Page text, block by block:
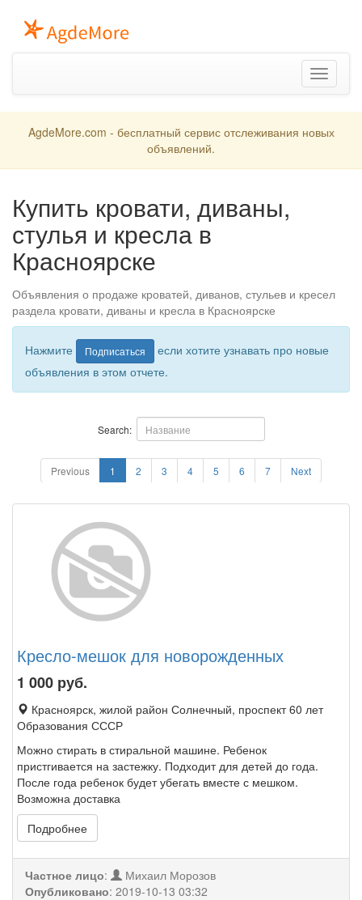
Toggle
navigation
AgdeMore.com - бесплатный сервис отслеживания новых
объявлений.
Купить кровати, диваны,
стулья и кресла в
Красноярске
Объявления о продаже кроватей, диванов, стульев и кресел
раздела кровати, диваны и кресла в Красноярске
Нажмите Подписаться
если хотите узнавать про новые
объявления в этом отчете.
Search:
Previous 1 2 3 4 5 6 7 Next
Кресло-мешок для новорожденных
1 000 руб.
Красноярск, жилой район Солнечный, проспект 60 лет
Образования СССР
Можно стирать в стиральной машине. Ребенок
пристгивается на застежку. Подходит для детей до года.
После года ребенок будет убегать вместе с мешком.
Возможна доставка
Подробнее
Частное лицо:
Михаил Морозов
Опубликовано: 2019-10-13 03:32